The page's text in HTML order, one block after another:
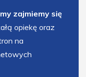
zajmiemy się
opiekę oraz
na